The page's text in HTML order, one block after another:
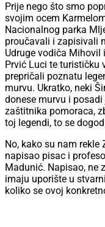
Prije nego što smo
svojim ocem
Nacionalnog parka
proučavali i zapisivali
Udruge vodiča Mihovil
Prvić Luci te turističku
prepričali poznatu
murvu. Ukratko, neki
donese murvu i posadi
zaštitnika pomoraca,
toj legendi, to se
No, kako su nam
napisao pisac i
Madunić. Napisao, ne
imaju uporište u
koliko se ovoj